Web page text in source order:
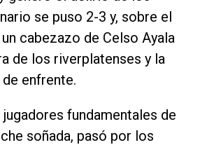
se puso 2-3 y, sobre el
cabezazo de Celso Ayala
de los riverplatenses y la
enfrente.
fundamentales de
soñada, pasó por los